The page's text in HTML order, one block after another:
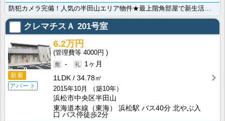
防犯カメラ完備！人気の半田山エリア物件★最上階角部屋で新生活を始めませんか？浜松医科大学病院まで徒歩･･･
クレマチスＡ 201号室
新着
アパート
6.2万円
4000円
-
1ヶ月
1LDK
34.78㎡
2015年10月
（築10年）
浜松市中央区半田山
東海道本線（東海） 浜松駅 バス40分 北やぶ入
口 バス停徒歩2分